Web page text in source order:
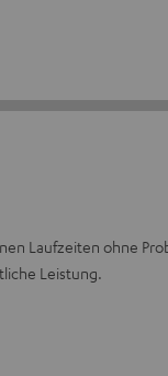
Laufzeiten ohne
Leistung.